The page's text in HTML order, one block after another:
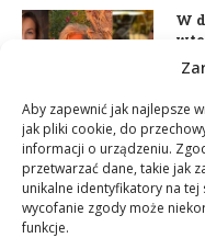
Aby zapewnić jak najlepsze
jak pliki cookie, do
informacji o urządzeniu.
przetwarzać dane, takie jak
unikalne identyfikatory na
wycofanie zgody może
funkcje.
W
2
17